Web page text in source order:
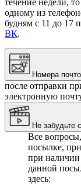
течение недели,
одному из
будням с 11 до 17
ВК.
Номера
после отправки
электронную
Не забудьте
Все
посылке,
при наличии
данной
здесь: